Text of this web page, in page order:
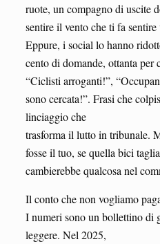
ruote, un compagno di uscite
sentire il vento che ti fa
Eppure, i social lo hanno
cento di domande, ottanta per
“Ciclisti arroganti!”,
sono cercata!”. Frasi che
linciaggio che
trasforma il lutto in tribunale.
fosse il tuo, se quella bici
cambierebbe qualcosa nel
Il conto che non vogliamo
I numeri sono un bollettino di
leggere. Nel 2025,